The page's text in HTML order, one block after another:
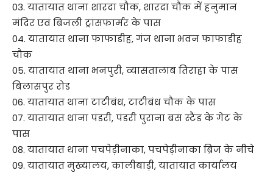
03. यातायात थाना शारदा चौक, शारदा चौक में हनुमान
मंदिर एवं बिजली ट्रांसफार्मर के पास
04. यातायात थाना फाफाडीह, गंज थाना भवन फाफाडीह
चौक
05. यातायात थाना भनपुरी, व्यासतालाब तिराहा के पास
बिलासपुर रोड
06. यातायात थाना टाटीबंध, टाटीबंध चौक के पास
07. यातायात थाना पंडरी, पंडरी पुराना बस स्टैंड के गेट के
पास
08. यातायात थाना पचपेड़ीनाका, पचपेड़ीनाका ब्रिज के नीचे
09. यातायात मुख्यालय, कालीबाड़ी, यातायात कार्यालय